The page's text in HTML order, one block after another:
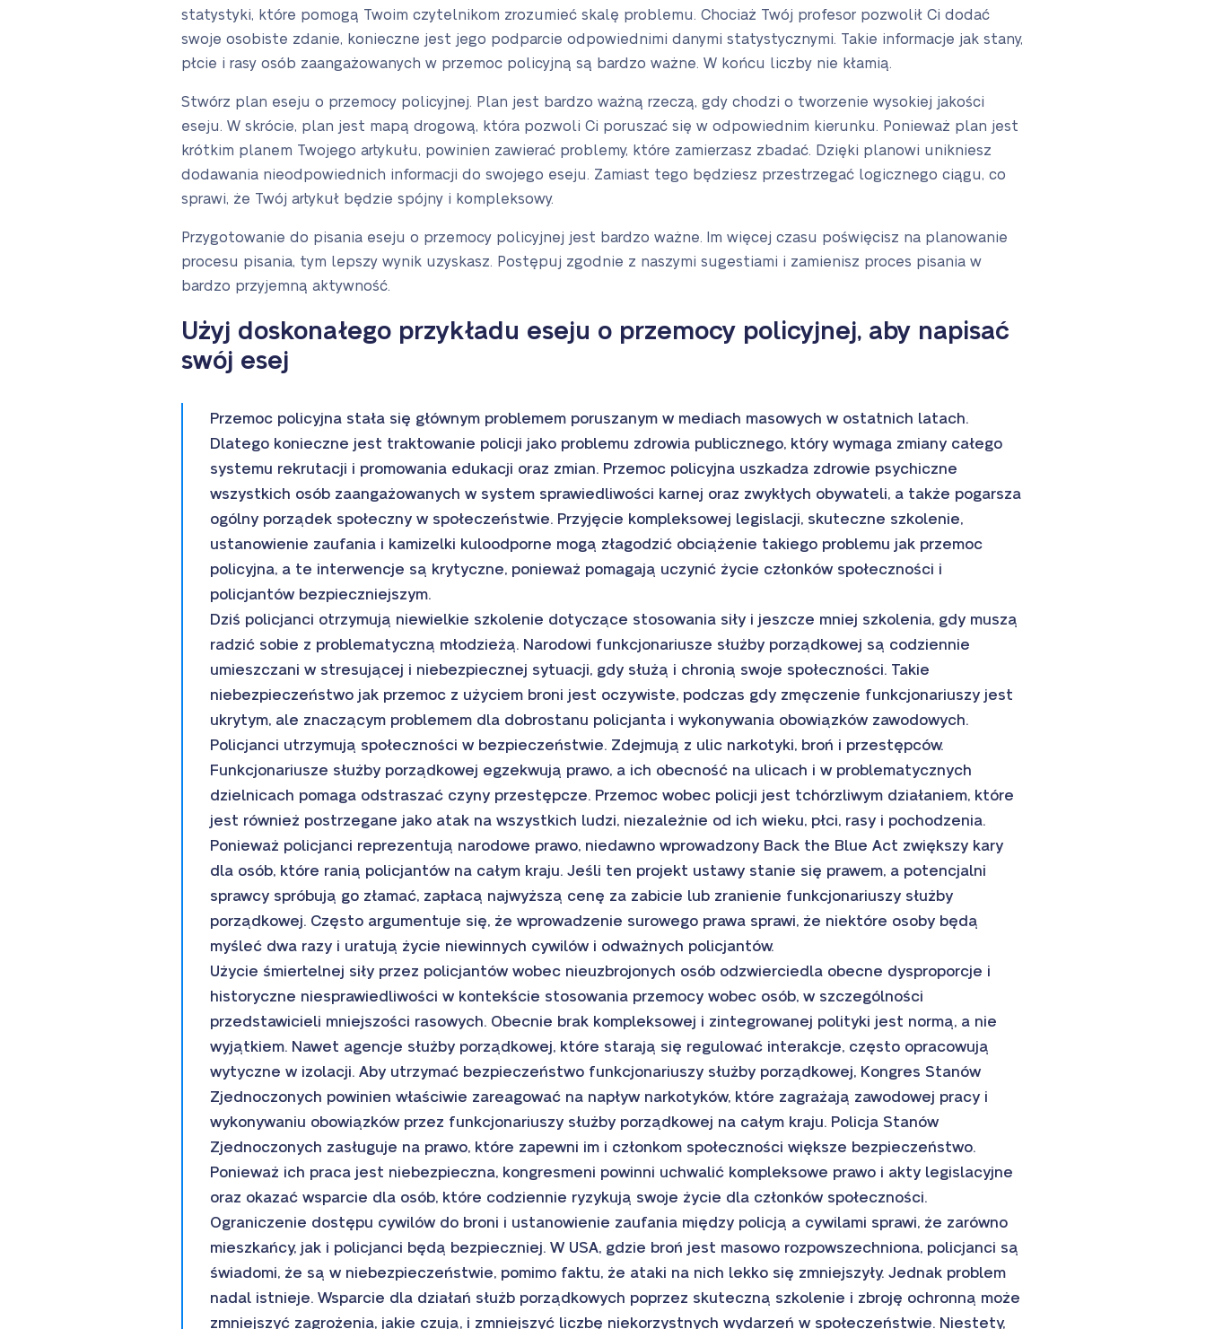
statystyki, które pomogą Twoim czytelnikom zrozumieć skalę problemu. Chociaż Twój profesor pozwolił Ci dodać
swoje osobiste zdanie, konieczne jest jego podparcie odpowiednimi danymi statystycznymi. Takie informacje jak stany,
płcie i rasy osób zaangażowanych w przemoc policyjną są bardzo ważne. W końcu liczby nie kłamią.
Stwórz plan eseju o przemocy policyjnej. Plan jest bardzo ważną rzeczą, gdy chodzi o tworzenie wysokiej jakości
eseju. W skrócie, plan jest mapą drogową, która pozwoli Ci poruszać się w odpowiednim kierunku. Ponieważ plan jest
krótkim planem Twojego artykułu, powinien zawierać problemy, które zamierzasz zbadać. Dzięki planowi unikniesz
dodawania nieodpowiednich informacji do swojego eseju. Zamiast tego będziesz przestrzegać logicznego ciągu, co
sprawi, że Twój artykuł będzie spójny i kompleksowy.
Przygotowanie do pisania eseju o przemocy policyjnej jest bardzo ważne. Im więcej czasu poświęcisz na planowanie
procesu pisania, tym lepszy wynik uzyskasz. Postępuj zgodnie z naszymi sugestiami i zamienisz proces pisania w
bardzo przyjemną aktywność.
Użyj doskonałego przykładu eseju o przemocy policyjnej, aby napisać
swój esej
Przemoc policyjna stała się głównym problemem poruszanym w mediach masowych w ostatnich latach.
Dlatego konieczne jest traktowanie policji jako problemu zdrowia publicznego, który wymaga zmiany całego
systemu rekrutacji i promowania edukacji oraz zmian. Przemoc policyjna uszkadza zdrowie psychiczne
wszystkich osób zaangażowanych w system sprawiedliwości karnej oraz zwykłych obywateli, a także pogarsza
ogólny porządek społeczny w społeczeństwie. Przyjęcie kompleksowej legislacji, skuteczne szkolenie,
ustanowienie zaufania i kamizelki kuloodporne mogą złagodzić obciążenie takiego problemu jak przemoc
policyjna, a te interwencje są krytyczne, ponieważ pomagają uczynić życie członków społeczności i
policjantów bezpieczniejszym.
Dziś policjanci otrzymują niewielkie szkolenie dotyczące stosowania siły i jeszcze mniej szkolenia, gdy muszą
radzić sobie z problematyczną młodzieżą. Narodowi funkcjonariusze służby porządkowej są codziennie
umieszczani w stresującej i niebezpiecznej sytuacji, gdy służą i chronią swoje społeczności. Takie
niebezpieczeństwo jak przemoc z użyciem broni jest oczywiste, podczas gdy zmęczenie funkcjonariuszy jest
ukrytym, ale znaczącym problemem dla dobrostanu policjanta i wykonywania obowiązków zawodowych.
Policjanci utrzymują społeczności w bezpieczeństwie. Zdejmują z ulic narkotyki, broń i przestępców.
Funkcjonariusze służby porządkowej egzekwują prawo, a ich obecność na ulicach i w problematycznych
dzielnicach pomaga odstraszać czyny przestępcze. Przemoc wobec policji jest tchórzliwym działaniem, które
jest również postrzegane jako atak na wszystkich ludzi, niezależnie od ich wieku, płci, rasy i pochodzenia.
Ponieważ policjanci reprezentują narodowe prawo, niedawno wprowadzony Back the Blue Act zwiększy kary
dla osób, które ranią policjantów na całym kraju. Jeśli ten projekt ustawy stanie się prawem, a potencjalni
sprawcy spróbują go złamać, zapłacą najwyższą cenę za zabicie lub zranienie funkcjonariuszy służby
porządkowej. Często argumentuje się, że wprowadzenie surowego prawa sprawi, że niektóre osoby będą
myśleć dwa razy i uratują życie niewinnych cywilów i odważnych policjantów.
Użycie śmiertelnej siły przez policjantów wobec nieuzbrojonych osób odzwierciedla obecne dysproporcje i
historyczne niesprawiedliwości w kontekście stosowania przemocy wobec osób, w szczególności
przedstawicieli mniejszości rasowych. Obecnie brak kompleksowej i zintegrowanej polityki jest normą, a nie
wyjątkiem. Nawet agencje służby porządkowej, które starają się regulować interakcje, często opracowują
wytyczne w izolacji. Aby utrzymać bezpieczeństwo funkcjonariuszy służby porządkowej, Kongres Stanów
Zjednoczonych powinien właściwie zareagować na napływ narkotyków, które zagrażają zawodowej pracy i
wykonywaniu obowiązków przez funkcjonariuszy służby porządkowej na całym kraju. Policja Stanów
Zjednoczonych zasługuje na prawo, które zapewni im i członkom społeczności większe bezpieczeństwo.
Ponieważ ich praca jest niebezpieczna, kongresmeni powinni uchwalić kompleksowe prawo i akty legislacyjne
oraz okazać wsparcie dla osób, które codziennie ryzykują swoje życie dla członków społeczności.
Ograniczenie dostępu cywilów do broni i ustanowienie zaufania między policją a cywilami sprawi, że zarówno
mieszkańcy, jak i policjanci będą bezpieczniej. W USA, gdzie broń jest masowo rozpowszechniona, policjanci są
świadomi, że są w niebezpieczeństwie, pomimo faktu, że ataki na nich lekko się zmniejszyły. Jednak problem
nadal istnieje. Wsparcie dla działań służb porządkowych poprzez skuteczną szkolenie i zbroję ochronną może
zmniejszyć zagrożenia, jakie czują, i zmniejszyć liczbę niekorzystnych wydarzeń w społeczeństwie. Niestety,